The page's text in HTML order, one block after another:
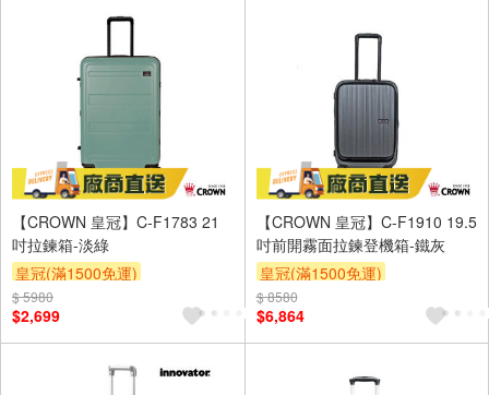
【CROWN 皇冠】C-F1783 21
吋拉鍊箱-淡綠
皇冠(滿1500免運)
$ 5980
$2,699
【CROWN 皇冠】C-F1910 19.5
吋前開霧面拉鍊登機箱-鐵灰
皇冠(滿1500免運)
$ 8580
$6,864